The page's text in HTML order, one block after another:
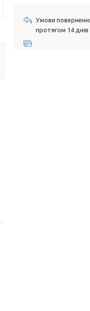
протягом 14 днів